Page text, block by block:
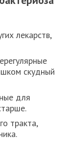
лекарств,
скудный
для
тракта,